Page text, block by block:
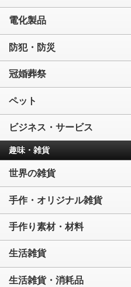
電化製品
防犯・防災
冠婚葬祭
ペット
ビジネス・サービス
趣味・雑貨
世界の雑貨
手作・オリジナル雑貨
手作り素材・材料
生活雑貨
生活雑貨・消耗品